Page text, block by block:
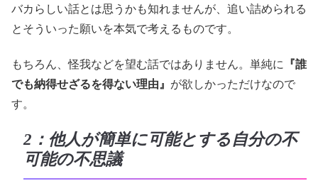
バカらしい話とは思うかも知れませんが、追い詰められる
とそういった願いを本気で考えるものです。
もちろん、怪我などを望む話ではありません。単純に
『誰
でも納得せざるを得ない理由』 が欲しかっただけなので
す。
2：他人が簡単に可能とする自分の不
可能の不思議